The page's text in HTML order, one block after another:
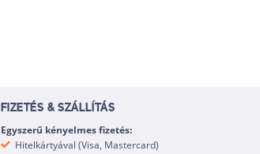
FIZETÉS & SZÁLLÍTÁS
Egyszerű kényelmes fizetés:
Hitelkártyával (Visa, Mastercard)